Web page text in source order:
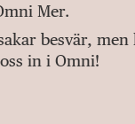
Mer.
besvär,
in i Omni!